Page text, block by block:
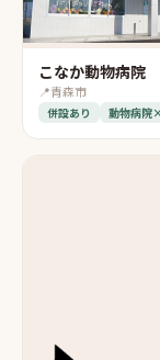
こなか動物病院
📍青森市
併設あり 動物病院